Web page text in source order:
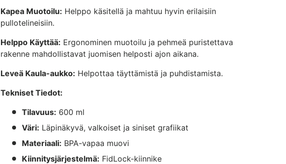
Kapea Muotoilu: Helppo käsitellä ja mahtuu hyvin erilaisiin
pullotelineisiin.
Helppo Käyttää: Ergonominen muotoilu ja pehmeä puristettava
rakenne mahdollistavat juomisen helposti ajon aikana.
Leveä Kaula-aukko: Helpottaa täyttämistä ja puhdistamista.
Tekniset Tiedot:
Tilavuus: 600 ml
Väri: Läpinäkyvä, valkoiset ja siniset grafiikat
Materiaali: BPA-vapaa muovi
Kiinnitysjärjestelmä: FidLock-kiinnike